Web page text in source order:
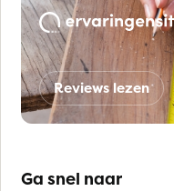
Reviews lezen
Ga snel naar